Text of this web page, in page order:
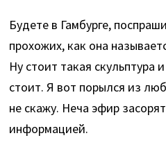
Будете в Гамбурге,
прохожих, как она
Ну стоит такая скульптура
стоит. Я вот порылся из
не скажу. Неча эфир
информацией.